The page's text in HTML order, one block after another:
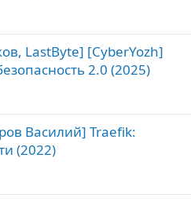
LastByte] [CyberYozh]
2.0 (2025)
Василий] Traefik:
(2022)